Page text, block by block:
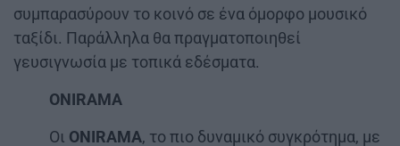
συμπαρασύρουν το κοινό σε ένα όμορφο μουσικό
ταξίδι. Παράλληλα θα πραγματοποιηθεί
γευσιγνωσία με τοπικά εδέσματα.
ONIRAMA
Οι ONIRAMA, το πιο δυναμικό συγκρότημα, με